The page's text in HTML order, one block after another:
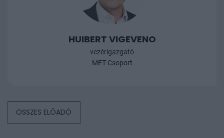
HUIBERT VIGEVENO
vezérigazgató
MET Csoport
ÖSSZES ELŐADÓ